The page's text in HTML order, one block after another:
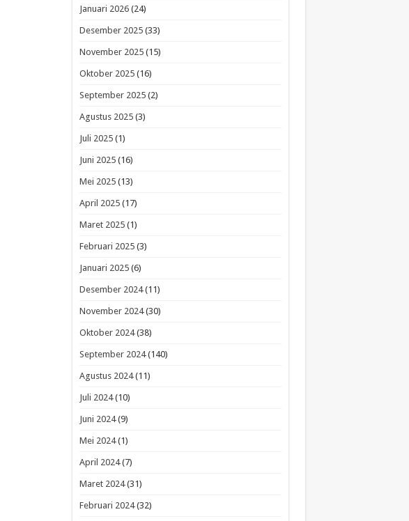
Januari 2026(24)
Desember 2025(33)
November 2025(15)
Oktober 2025(16)
September 2025(2)
Agustus 2025(3)
Juli 2025(1)
Juni 2025(16)
Mei 2025(13)
April 2025(17)
Maret 2025(1)
Februari 2025(3)
Januari 2025(6)
Desember 2024(11)
November 2024(30)
Oktober 2024(38)
September 2024(140)
Agustus 2024(11)
Juli 2024(10)
Juni 2024(9)
Mei 2024(1)
April 2024(7)
Maret 2024(31)
Februari 2024(32)